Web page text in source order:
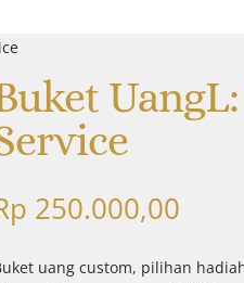
250.000,00
uang custom, pilihan